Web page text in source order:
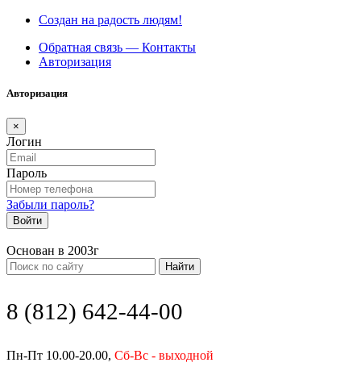
Создан на радость людям!
Обратная связь — Контакты
Авторизация
Авторизация
×
Логин
Пароль
Забыли пароль?
Войти
Основан в 2003г
Найти
8 (812) 642-44-00
Пн-Пт 10.00-20.00, Сб-Вс - выходной